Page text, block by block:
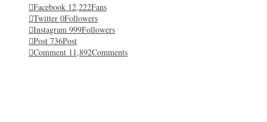
Facebook 12,222Fans
Twitter 0Followers
Instagram 999Followers
Post 736Post
Comment 11,892Comments